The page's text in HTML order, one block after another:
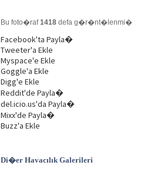
Bu foto�raf1418 defa g�r�nt�lenmi�
Facebook'ta Payla�
Tweeter'a Ekle
Myspace'e Ekle
Goggle'a Ekle
Digg'e Ekle
Reddit'de Payla�
del.icio.us'da Payla�
Mixx'de Payla�
Buzz'a Ekle
Di�er Havacılık Galerileri